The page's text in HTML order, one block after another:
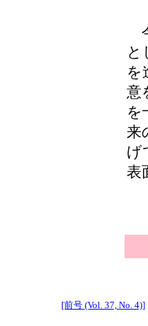
と
を
意
を
来
げ
表
[前号 (Vol. 37, No. 4)]